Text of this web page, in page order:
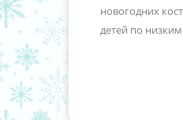
новогодних
детей по